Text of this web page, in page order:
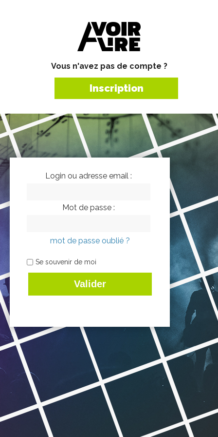
Vous n'avez pas de compte ?
Inscription
Login ou adresse email :
Mot de passe :
mot de passe oublié ?
Se souvenir de moi